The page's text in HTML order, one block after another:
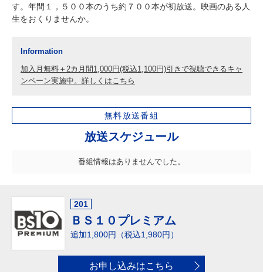
す。年間１，５００本のうち約７００本が初放送。映画のある人
生をおくりませんか。
Information
加入月無料＋2カ月間1,000円(税込1,100円)引きで視聴できるキャ
ンペーン実施中。詳しくはこちら
無料放送番組
放送スケジュール
番組情報はありませんでした。
201
ＢＳ１０プレミアム
追加1,800円（税込1,980円）
お申し込みはこちら